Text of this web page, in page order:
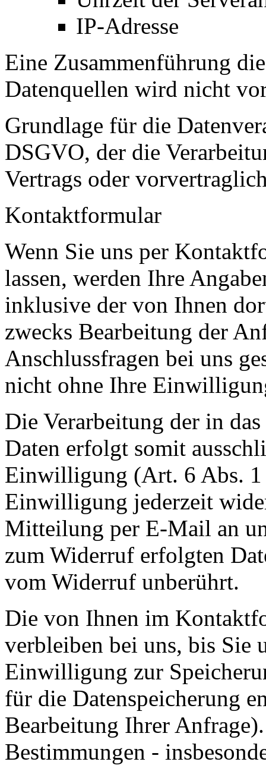
IP-Adresse
Eine Zusammenführung
Datenquellen wird nicht
Grundlage für die
DSGVO, der die
Vertrags oder
Kontaktformular
Wenn Sie uns per
lassen, werden Ihre
inklusive der von Ihnen
zwecks Bearbeitung der
Anschlussfragen bei uns
nicht ohne Ihre
Die Verarbeitung der in
Daten erfolgt somit
Einwilligung (Art. 6 Abs. 1
Einwilligung jederzeit
Mitteilung per E-Mail an
zum Widerruf erfolgten
vom Widerruf unberührt.
Die von Ihnen im
verbleiben bei uns, bis Sie
Einwilligung zur
für die Datenspeicherung
Bearbeitung Ihrer
Bestimmungen -